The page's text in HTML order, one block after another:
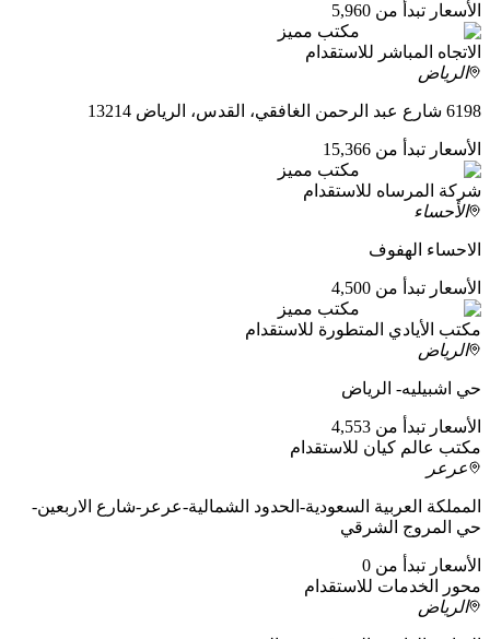
الأسعار تبدأ من 5,960
مكتب مميز
الاتجاه المباشر للاستقدام
الرياض
6198 شارع عبد الرحمن الغافقي، القدس، الرياض 13214
الأسعار تبدأ من 15,366
مكتب مميز
شركة المرساه للاستقدام
الأحساء
الاحساء الهفوف
الأسعار تبدأ من 4,500
مكتب مميز
مكتب الأيادي المتطورة للاستقدام
الرياض
حي اشبيليه- الرياض
الأسعار تبدأ من 4,553
مكتب عالم كيان للاستقدام
عرعر
المملكة العربية السعودية-الحدود الشمالية-عرعر-شارع الاربعين-
حي المروج الشرقي
الأسعار تبدأ من 0
محور الخدمات للاستقدام
الرياض